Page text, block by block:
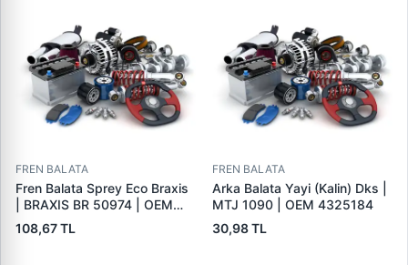
FREN BALATA
Fren Balata Sprey Eco Braxis
| BRAXIS BR 50974 | OEM
BALATA SPREYI
108,67 TL
FREN BALATA
Arka Balata Yayi (Kalin) Dks |
MTJ 1090 | OEM 4325184
30,98 TL